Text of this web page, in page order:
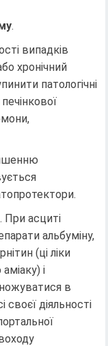
.
випадків
хронічний
патологічні
. При асциті
альбуміну,
(ці ліки
і
в
своєї діяльності